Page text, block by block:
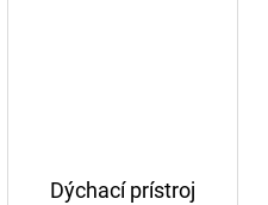
Dýchací prístroj